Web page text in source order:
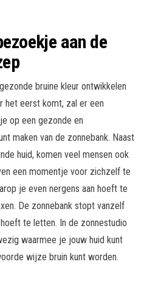
aan de
bruine kleur ontwikkelen
het eerst komt, zal er een
op een gezonde en
maken van de zonnebank. Naast
huid, komen veel mensen ook
een momentje voor zichzelf te
je even nergens aan hoeft te
De zonnebank stopt vanzelf
te letten. In de zonnestudio
waarmee je jouw huid kunt
wijze bruin kunt worden.